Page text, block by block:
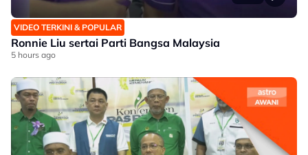
VIDEO TERKINI & POPULAR
Ronnie Liu sertai Parti Bangsa Malaysia
5 hours ago